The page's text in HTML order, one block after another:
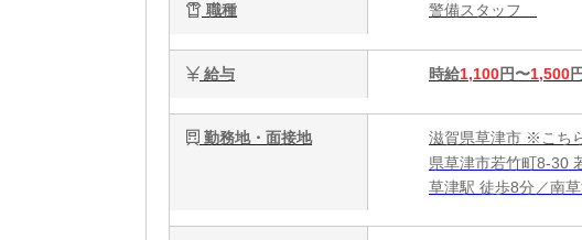
職種 警備スタッフ
給与 時給1,100円〜1,500円
勤務地・面接地
滋賀県草津市 ※こち
県草津市若竹町8-30
草津駅 徒歩8分／南